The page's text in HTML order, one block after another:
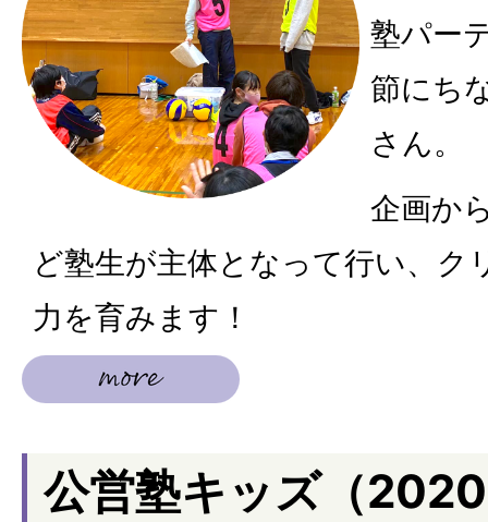
塾パー
節にち
さん。
企画か
ど塾⽣が主体となって⾏い、ク
⼒を育みます！
公営塾キッズ（